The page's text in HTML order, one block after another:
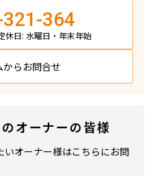
364
休日: 水曜日・年末年始
からお問合せ
オーナーの皆様
いオーナー様はこちらにお問